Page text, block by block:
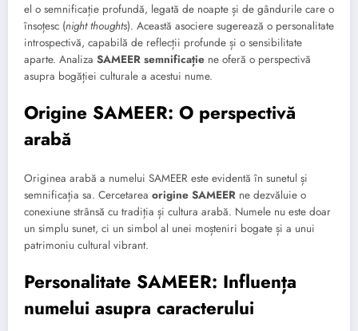
el o semnificație profundă, legată de noapte și de gândurile care o
însoțesc (night thoughts). Această asociere sugerează o personalitate
introspectivă, capabilă de reflecții profunde și o sensibilitate
aparte. Analiza SAMEER semnificație ne oferă o perspectivă
asupra bogăției culturale a acestui nume.
Origine SAMEER: O perspectivă
arabă
Originea arabă a numelui SAMEER este evidentă în sunetul și
semnificația sa. Cercetarea origine SAMEER ne dezvăluie o
conexiune strânsă cu tradiția și cultura arabă. Numele nu este doar
un simplu sunet, ci un simbol al unei moșteniri bogate și a unui
patrimoniu cultural vibrant.
Personalitate SAMEER: Influența
numelui asupra caracterului